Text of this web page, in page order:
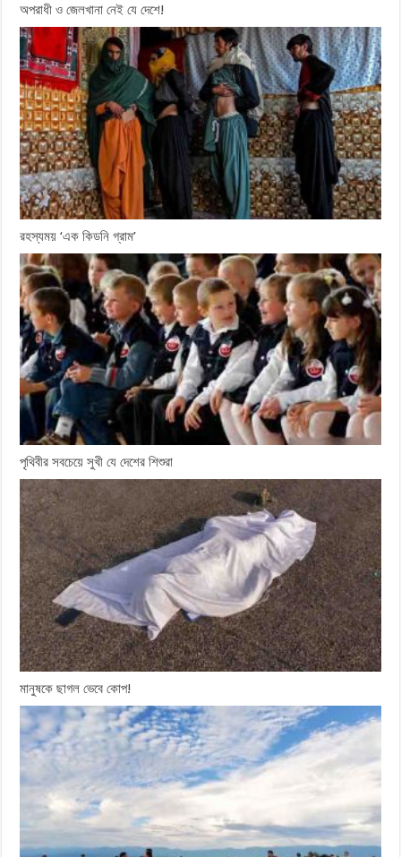
অপরাধী ও জেলখানা নেই যে দেশে!
রহস্যময় ‘এক কিডনি গ্রাম’
পৃথিবীর সবচেয়ে সুখী যে দেশের শিশুরা
মানুষকে ছাগল ভেবে কোপ!